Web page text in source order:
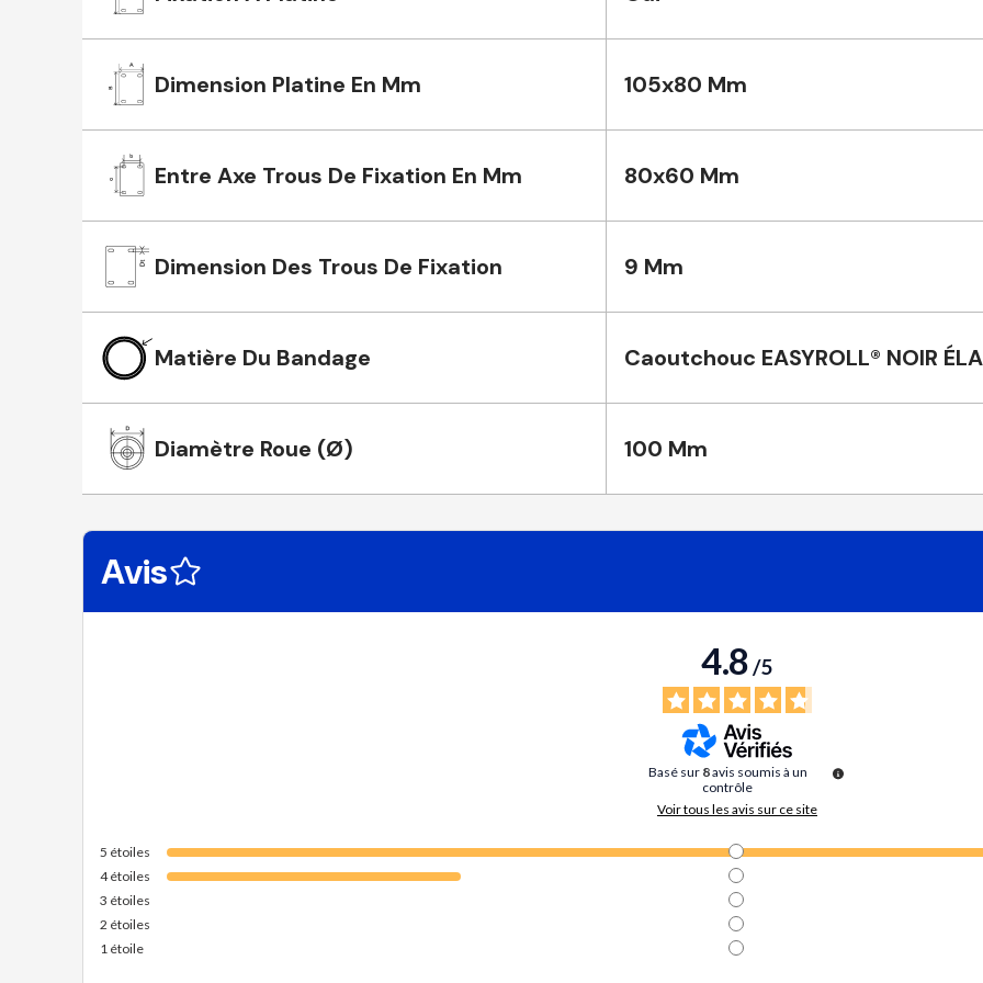
Dimension Platine En Mm 105x80 Mm
Entre Axe Trous De Fixation En Mm 80x60 Mm
Dimension Des Trous De Fixation 9 Mm
Matière Du Bandage Caoutchouc EASYROLL® NOIR
Diamètre Roue (Ø) 100 Mm
Avis
4.8/5
Basé sur 8avis soumis à un
contrôle
Voir tous les avis sur ce site
5 étoiles
4étoiles
3 étoiles
2 étoiles
1 étoile